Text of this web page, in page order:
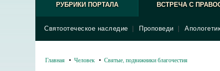
РУБРИКИ ПОРТАЛА ВСТРЕЧА С
Святоотеческое наследие Проповеди
Главная Человек Святые, подвижники благочестия